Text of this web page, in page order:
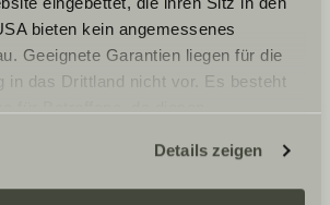
bieten kein angemessenes
Geeignete Garantien liegen für die
in das Drittland nicht vor. Es besteht
Dienstleister können Daten für
und mit anderen Daten
Details zeigen
jälleenmyyjälle yllä mainitun